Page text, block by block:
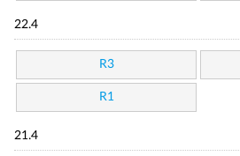
22.4
R3
R1
21.4